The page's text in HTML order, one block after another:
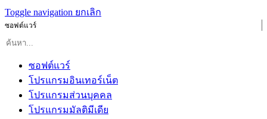
Toggle navigation ยกเลิก
ซอฟต์แวร์
ซอฟต์แวร์
โปรแกรมอินเทอร์เน็ต
โปรแกรมส่วนบุคคล
โปรแกรมมัลติมีเดีย